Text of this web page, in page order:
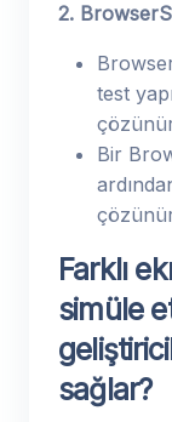
2.
test
Bir
Farklı
simüle
sağlar?